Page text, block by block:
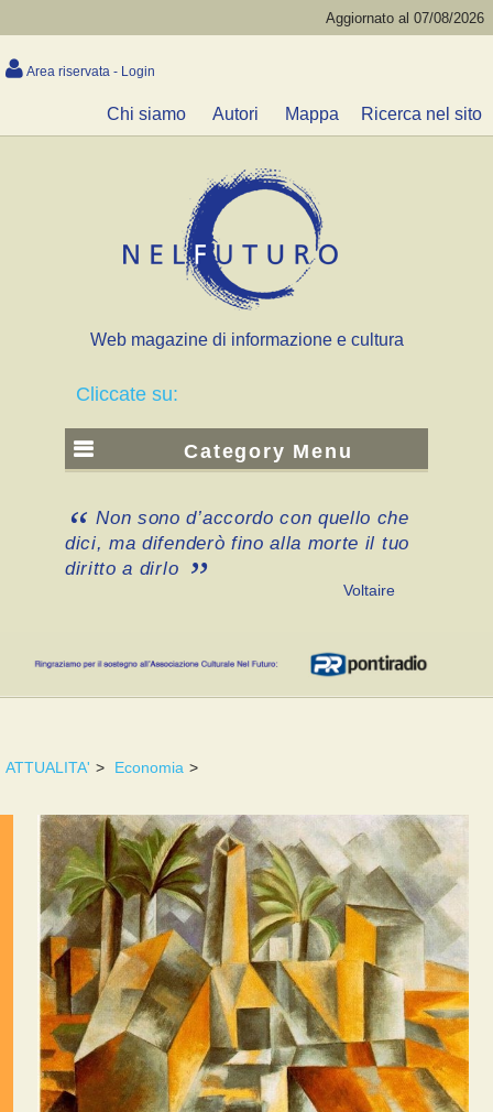
Aggiornato al 07/08/2026
Area riservata - Login
Chi siamo Autori Mappa Ricerca nel sito
Web magazine di informazione e cultura
Cliccate su:
Category Menu
Non sono d’accordo con quello che
dici, ma difenderò fino alla morte il tuo
diritto a dirlo
Voltaire
ATTUALITA' > Economia >